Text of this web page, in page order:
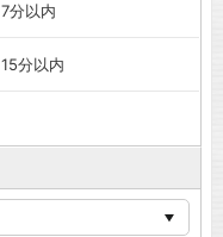
7分以内
15分以内